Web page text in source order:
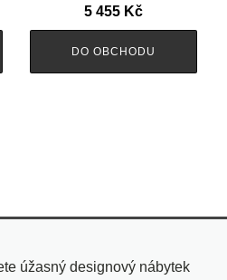
5 455 Kč
DO OBCHODU
úžasný designový nábytek